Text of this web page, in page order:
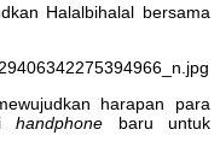
Halalbihalal bersama
harapan para
handphone baru untuk